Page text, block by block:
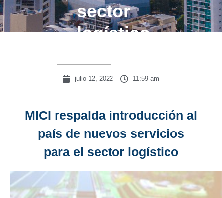
sector
logístico
julio 12, 2022 11:59 am
MICI respalda introducción al
país de nuevos servicios
para el sector logístico